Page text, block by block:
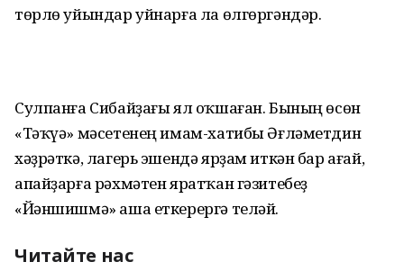
төрлө уйындар уйнарға ла өлгөргәндәр.
Сулпанға Сибайҙағы ял оҡшаған. Бының өсөн
«Тәҡүә» мәсетенең имам-хатибы Әғләметдин
хәҙрәткә, лагерь эшендә ярҙам иткән бар ағай,
апай­ҙарға рәхмәтен яратҡан гәзитебеҙ
«Йәншишмә» аша еткерергә теләй.
Читайте нас